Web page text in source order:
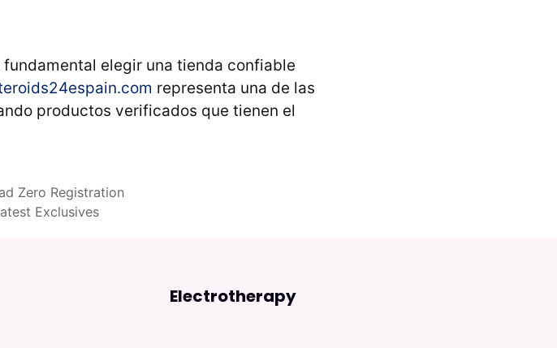
elegir una tienda confiable
representa una de las
productos verificados que tienen el
Zero Registration
Exclusives
Electrotherapy